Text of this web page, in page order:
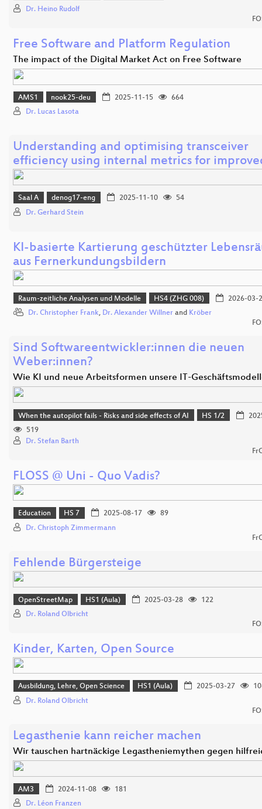
Dr. Heino Rudolf
Free Software and Platform Regulation
The impact of the Digital Market Act on Free Software
AMS1 nook25-deu 2025-11-15
664
Dr. Lucas Lasota
Understanding and optimising transceiver
efficiency using internal metrics for
Saal A denog17-eng 2025-11-10
54
Dr. Gerhard Stein
KI-basierte Kartierung geschützter
aus Fernerkundungsbildern
Raum-zeitliche Analysen und Modelle HS4 (ZHG 008)
2026-03-
Dr. Christopher Frank, Dr. Alexander Willner and Kröber
Sind Softwareentwickler:innen die neuen
Weber:innen?
Wie KI und neue Arbeitsformen unsere IT-
When the autopilot fails - Risks and side effects of AI HS 1/2
519
Dr. Stefan Barth
FLOSS @ Uni - Quo Vadis?
Education HS 7 2025-08-17
89
Dr. Christoph Zimmermann
Fehlende Bürgersteige
OpenStreetMap HS1 (Aula) 2025-03-28
122
Dr. Roland Olbricht
Kinder, Karten, Open Source
Ausbildung, Lehre, Open Science HS1 (Aula) 2025-03-27
Dr. Roland Olbricht
Legasthenie kann reicher machen
Wir tauschen hartnäckige Legastheniemythen gegen
AM3 2024-11-08
181
Dr. Léon Franzen